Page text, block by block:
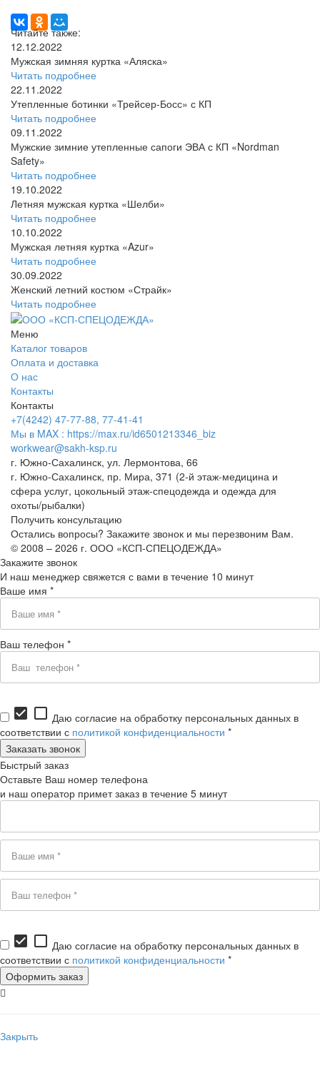
Читайте также:
12.12.2022
Мужская зимняя куртка «Аляска»
Читать подробнее
22.11.2022
Утепленные ботинки «Трейсер-Босс» с КП
Читать подробнее
09.11.2022
Мужские зимние утепленные сапоги ЭВА с КП «Nordman
Safety»
Читать подробнее
19.10.2022
Летняя мужская куртка «Шелби»
Читать подробнее
10.10.2022
Мужская летняя куртка «Azur»
Читать подробнее
30.09.2022
Женский летний костюм «Страйк»
Читать подробнее
Меню
Каталог товаров
Оплата и доставка
О нас
Контакты
Контакты
+7(4242) 47-77-88, 77-41-41
Мы в MAX : https://max.ru/id6501213346_biz
workwear@sakh-ksp.ru
г. Южно-Сахалинск, ул. Лермонтова, 66
г. Южно-Сахалинск, пр. Мира, 371 (2-й этаж-медицина и
сфера услуг, цокольный этаж-спецодежда и одежда для
охоты/рыбалки)
Получить консультацию
Остались вопросы? Закажите звонок и мы перезвоним Вам.
© 2008 – 2026 г. ООО «КСП-СПЕЦОДЕЖДА»
Закажите звонок
И наш менеджер свяжется с вами в течение 10 минут
Ваше имя *
Ваш телефон *
check_box check_box_outline_blank Даю согласие на обработку персональных данных в
соответствии с политикой конфиденциальности *
Быстрый заказ
Оставьте Ваш номер телефона
и наш оператор примет заказ в течение 5 минут
check_box check_box_outline_blank Даю согласие на обработку персональных данных в
соответствии с политикой конфиденциальности *
Закрыть